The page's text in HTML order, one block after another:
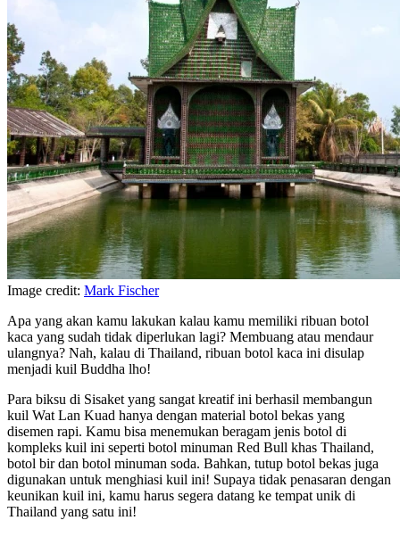
Image credit: Mark Fischer
Apa yang akan kamu lakukan kalau kamu memiliki ribuan botol
kaca yang sudah tidak diperlukan lagi? Membuang atau mendaur
ulangnya? Nah, kalau di Thailand, ribuan botol kaca ini disulap
menjadi kuil Buddha lho!
Para biksu di Sisaket yang sangat kreatif ini berhasil membangun
kuil Wat Lan Kuad hanya dengan material botol bekas yang
disemen rapi. Kamu bisa menemukan beragam jenis botol di
kompleks kuil ini seperti botol minuman Red Bull khas Thailand,
botol bir dan botol minuman soda. Bahkan, tutup botol bekas juga
digunakan untuk menghiasi kuil ini! Supaya tidak penasaran dengan
keunikan kuil ini, kamu harus segera datang ke tempat unik di
Thailand yang satu ini!